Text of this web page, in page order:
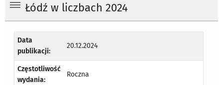
Łódź w liczbach 2024
Data
publikacji:
20.12.2024
Częstotliwość
wydania:
Roczna